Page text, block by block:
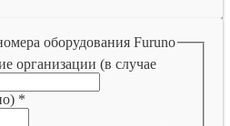
оборудования Furuno
организации (в случае
*